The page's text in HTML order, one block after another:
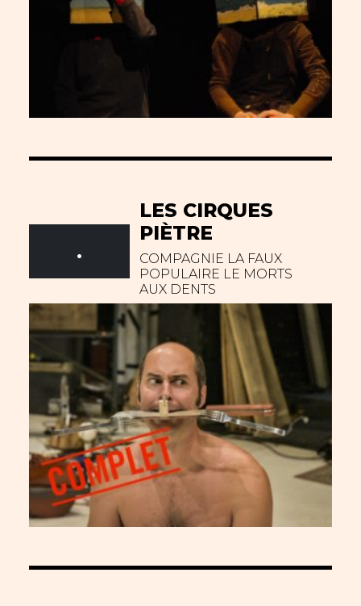
LES CIRQUES
PIÈTRE
COMPAGNIE LA FAUX
POPULAIRE LE MORTS
AUX DENTS
.